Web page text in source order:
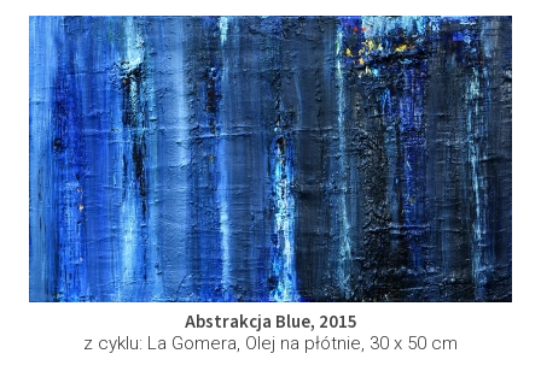
Abstrakcja Blue, 2015
z cyklu: La Gomera, Olej na płótnie, 30 x 50 cm